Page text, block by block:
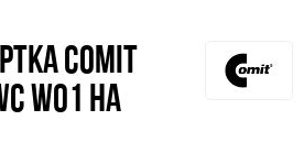
Comit
W01 на